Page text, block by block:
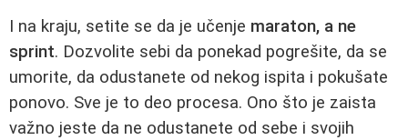
I na kraju, setite se da je učenje maraton, a ne
sprint. Dozvolite sebi da ponekad pogrešite, da se
umorite, da odustanete od nekog ispita i pokušate
ponovo. Sve je to deo procesa. Ono što je zaista
važno jeste da ne odustanete od sebe i svojih